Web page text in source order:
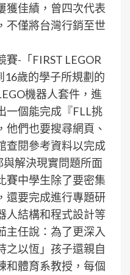
獲佳績，曾四次代表
不僅將台灣行銷至世
-「FIRST LEGOR
16歲的學子所規劃的
機器人套件，進
一個能完成『FLL挑
他們也要搜尋網頁、
查閱參考資料以完成
與解決現實問題所面
賽中學生除了要密集
還要完成進行專題研
人結構和程式設計等
主任說：為了更深入
之以恆」孩子還親自
和體育系教授，每個